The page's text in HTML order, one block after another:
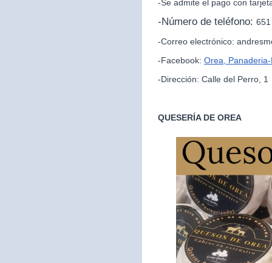
-Se admite el pago con
-Número de teléfono:
-Correo electrónico:
-Facebook: Orea,
-Dirección: Calle del Perro, 1
QUESERÍA DE OREA